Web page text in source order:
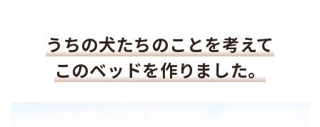
うちの犬たちのことを考えて
このベッドを作りました。